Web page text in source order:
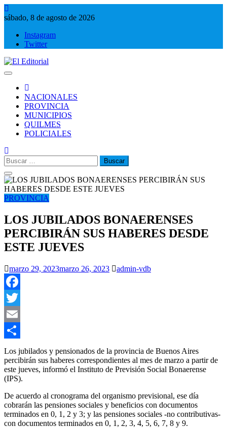
Saltar
al
sábado, 8 de agosto de 2026
Instagram
Twitter
NACIONALES
PROVINCIA
MUNICIPIOS
QUILMES
POLICIALES
Buscar:
PROVINCIA
LOS JUBILADOS BONAERENSES
PERCIBIRÁN SUS HABERES DESDE
ESTE JUEVES
marzo 29, 2023marzo 26, 2023 admin-vdb
Facebook
Twitter
Email
Compartir
Los jubilados y pensionados de la provincia de Buenos Aires
percibirán sus haberes correspondientes al mes de marzo a partir de
este jueves, informó el Instituto de Previsión Social Bonaerense
(IPS).
De acuerdo al cronograma del organismo previsional, ese día
cobrarán las pensiones sociales y beneficios con documentos
terminados en 0, 1, 2 y 3; y las pensiones sociales -no contributivas-
con documentos terminados en 0, 1, 2, 3, 4, 5, 6, 7, 8 y 9.